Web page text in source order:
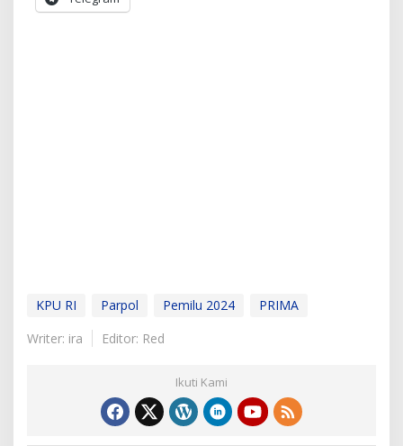
KPU RI Parpol Pemilu 2024
PRIMA
Writer: ira
Editor: Red
Ikuti Kami